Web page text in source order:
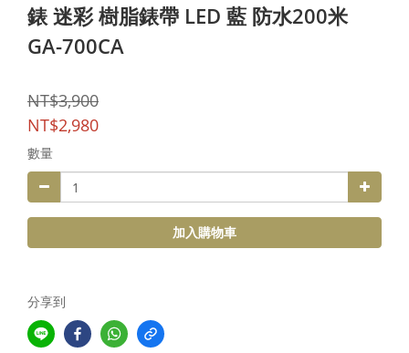
錶 迷彩 樹脂錶帶 LED 藍 防水200米
GA-700CA
NT$3,900
NT$2,980
數量
加入購物車
分享到